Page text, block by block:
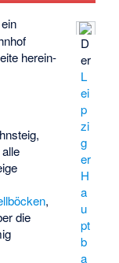
D
er
L
ei
p
zi
g
er
H
a
u
pt
b
a
herein-
,
,
die